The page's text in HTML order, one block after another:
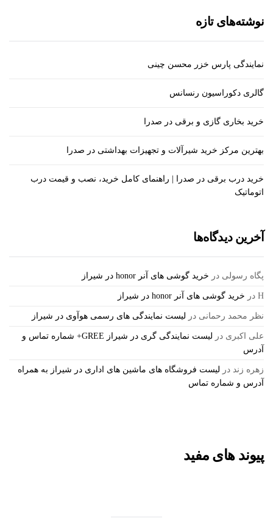
نوشته‌های تازه
نمایندگی پارس خزر محسن چینی
گالری دکوراسیون رنسانس
خرید بخاری گازی و برقی در صدرا
بهترین مرکز خرید شیرآلات و تجهیزات بهداشتی در صدرا
خرید درب برقی در صدرا | راهنمای کامل خرید، نصب و قیمت درب
اتوماتیک
آخرین دیدگاه‌ها
پگاه رسولی در خرید گوشی های آنر honor در شیراز
H در خرید گوشی های آنر honor در شیراز
نظر محمد رحمانی در لیست نمایندگی های رسمی هوآوی در شیراز
علی اکبری در
لیست نمایندگی گری در شیراز GREE+ شماره تماس و
آدرس
زهره زند در لیست فروشگاه های ماشین های اداری در شیراز به همراه
آدرس و شماره تماس
پیوند های مفید